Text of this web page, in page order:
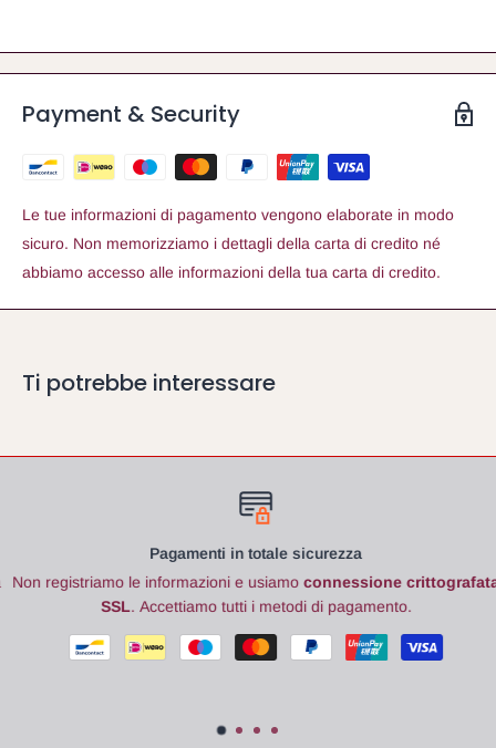
Payment & Security
Le tue informazioni di pagamento vengono elaborate in modo
sicuro. Non memorizziamo i dettagli della carta di credito né
abbiamo accesso alle informazioni della tua carta di credito.
Ti potrebbe interessare
Pagamenti in totale sicurezza
Non registriamo le informazioni e usiamoconnessione crittografata
SSL. Accettiamo tutti i metodi di pagamento.